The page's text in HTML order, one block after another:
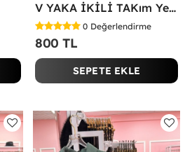
V YAKA İKİLİ TAKım Yeşil
0 Değerlendirme
800 TL
SEPETE EKLE